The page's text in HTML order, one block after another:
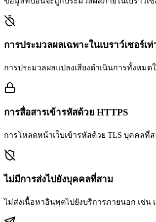
การประมวลผลเฉพาะในเบราว์เซอร์เ
การประมวลผลแปลงเสียงดำเนินการทั้งหม
การสื่อสารเข้ารหัสด้วย HTTPS
การโหลดหน้าเว็บเข้ารหัสด้วย TLS บุคคลที่
ไม่มีการส่งไปยังบุคคลที่สาม
ไม่ส่งเนื้อหาอินพุตไปยังบริการภายนอก เช่